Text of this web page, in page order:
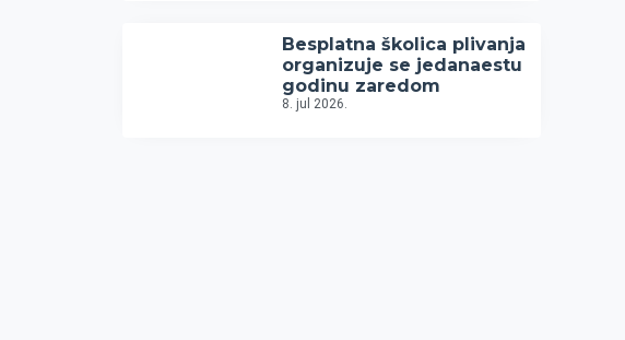
Besplatna školica plivanja
organizuje se jedanaestu
godinu zaredom
8. jul 2026.